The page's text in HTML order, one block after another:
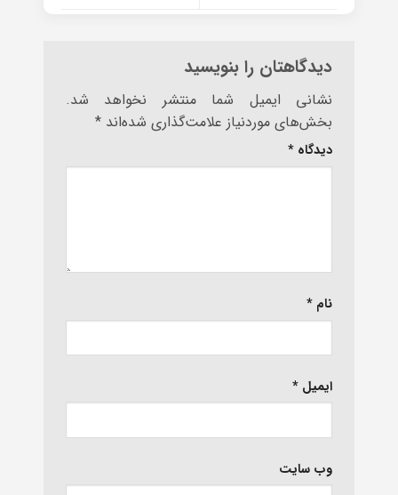
دیدگاهتان را بنویسید
نشانی ایمیل شما منتشر نخواهد شد.
بخش‌های موردنیاز علامت‌گذاری شده‌اند *
دیدگاه *
نام *
ایمیل *
وب‌ سایت